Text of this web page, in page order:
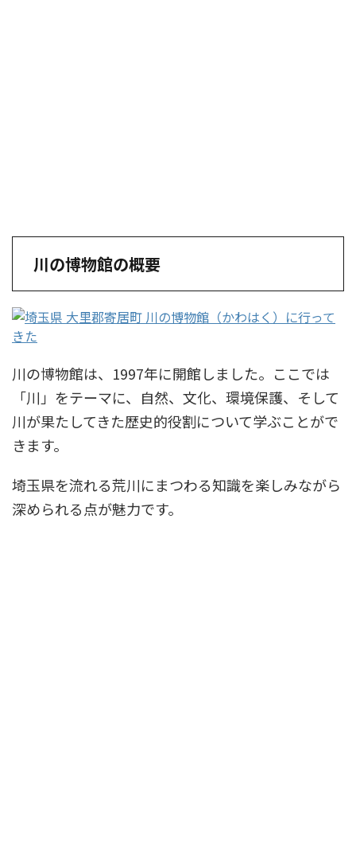
川の博物館の概要
川の博物館は、1997年に開館しました。ここでは
「川」をテーマに、自然、文化、環境保護、そして
川が果たしてきた歴史的役割について学ぶことがで
きます。
埼玉県を流れる荒川にまつわる知識を楽しみながら
深められる点が魅力です。